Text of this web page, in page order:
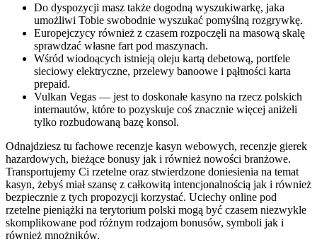
Do dyspozycji masz także dogodną wyszukiwarkę, jaka
umożliwi Tobie swobodnie wyszukać pomyślną rozgrywkę.
Europejczycy również z czasem rozpoczęli na masową skalę
sprawdzać własne fart pod maszynach.
Wśród wiodoących istnieją oleju kartą debetową, portfele
sieciowy elektryczne, przelewy banoowe i pąłtności karta
prepaid.
Vulkan Vegas — jest to doskonałe kasyno na rzecz polskich
internautów, które to pozyskuje coś znacznie więcej aniżeli
tylko rozbudowaną bazę konsol.
Odnajdziesz tu fachowe recenzje kasyn webowych, recenzje gierek
hazardowych, bieżące bonusy jak i również nowości branżowe.
Transportujemy Ci rzetelne oraz stwierdzone doniesienia na temat
kasyn, żebyś miał szansę z całkowitą intencjonalnością jak i również
bezpiecznie z tych propozycji korzystać. Uciechy online pod
rzetelne pieniążki na terytorium polski mogą być czasem niezwykle
skomplikowane pod różnym rodzajom bonusów, symboli jak i
również mnożników.